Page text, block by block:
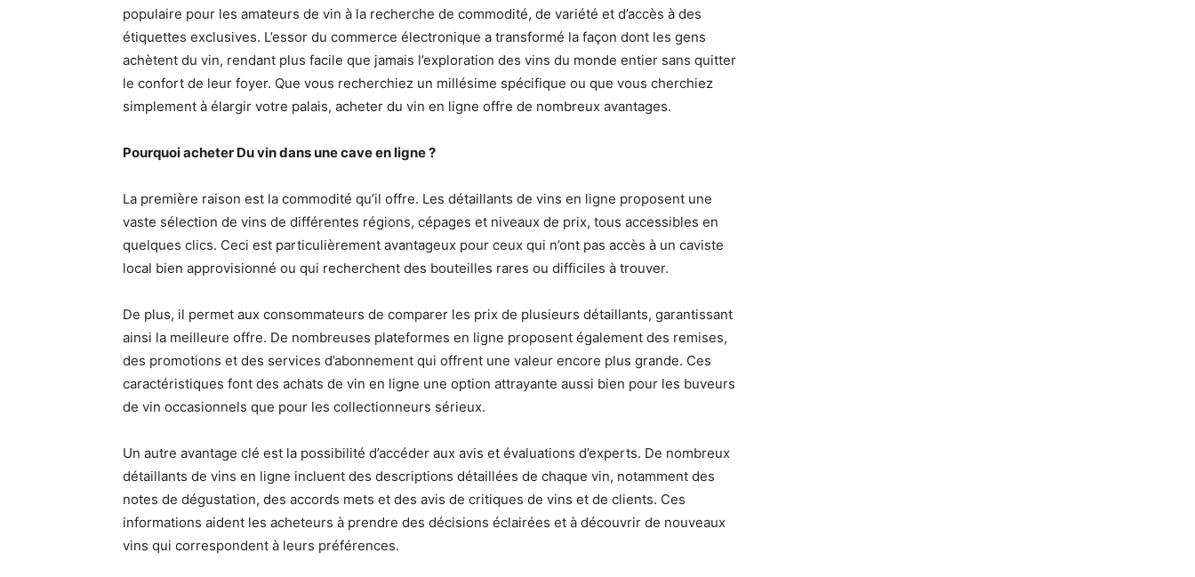
populaire pour les amateurs de vin à la recherche de commodité, de variété et d’accès à des
étiquettes exclusives. L’essor du commerce électronique a transformé la façon dont les gens
achètent du vin, rendant plus facile que jamais l’exploration des vins du monde entier sans quitter
le confort de leur foyer. Que vous recherchiez un millésime spécifique ou que vous cherchiez
simplement à élargir votre palais, acheter du vin en ligne offre de nombreux avantages.
Pourquoi acheter Du vin dans une cave en ligne ?
La première raison est la commodité qu’il offre. Les détaillants de vins en ligne proposent une
vaste sélection de vins de différentes régions, cépages et niveaux de prix, tous accessibles en
quelques clics. Ceci est particulièrement avantageux pour ceux qui n’ont pas accès à un caviste
local bien approvisionné ou qui recherchent des bouteilles rares ou difficiles à trouver.
De plus, il permet aux consommateurs de comparer les prix de plusieurs détaillants, garantissant
ainsi la meilleure offre. De nombreuses plateformes en ligne proposent également des remises,
des promotions et des services d’abonnement qui offrent une valeur encore plus grande. Ces
caractéristiques font des achats de vin en ligne une option attrayante aussi bien pour les buveurs
de vin occasionnels que pour les collectionneurs sérieux.
Un autre avantage clé est la possibilité d’accéder aux avis et évaluations d’experts. De nombreux
détaillants de vins en ligne incluent des descriptions détaillées de chaque vin, notamment des
notes de dégustation, des accords mets et des avis de critiques de vins et de clients. Ces
informations aident les acheteurs à prendre des décisions éclairées et à découvrir de nouveaux
vins qui correspondent à leurs préférences.